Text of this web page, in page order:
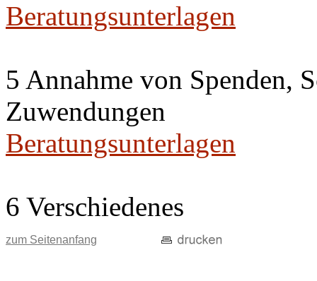
Beratungsunterlagen
5 Annahme von Spenden,
Zuwendungen
Beratungsunterlagen
6 Verschiedenes
zum Seitenanfang